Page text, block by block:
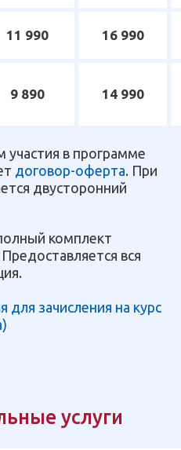
11 990 16 990
9 890 14 990
участия в программе
договор-оферта. При
двусторонний
комплект
вся
для зачисления на курс
услуги